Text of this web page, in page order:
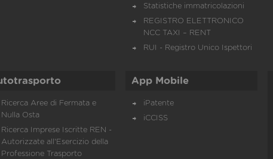
Statistiche immatricolazioni
REGISTRO ELETTRONICO
NCC TAXI – RENT
RUI - Registro Unico Ispettori
Ricerca Aree di Fermata e
Nulla Osta
Ricerca Imprese Iscritte REN -
Autorizzate all'Esercizio della
Professione Trasporto
App Mobile
iPatente
iCCISS